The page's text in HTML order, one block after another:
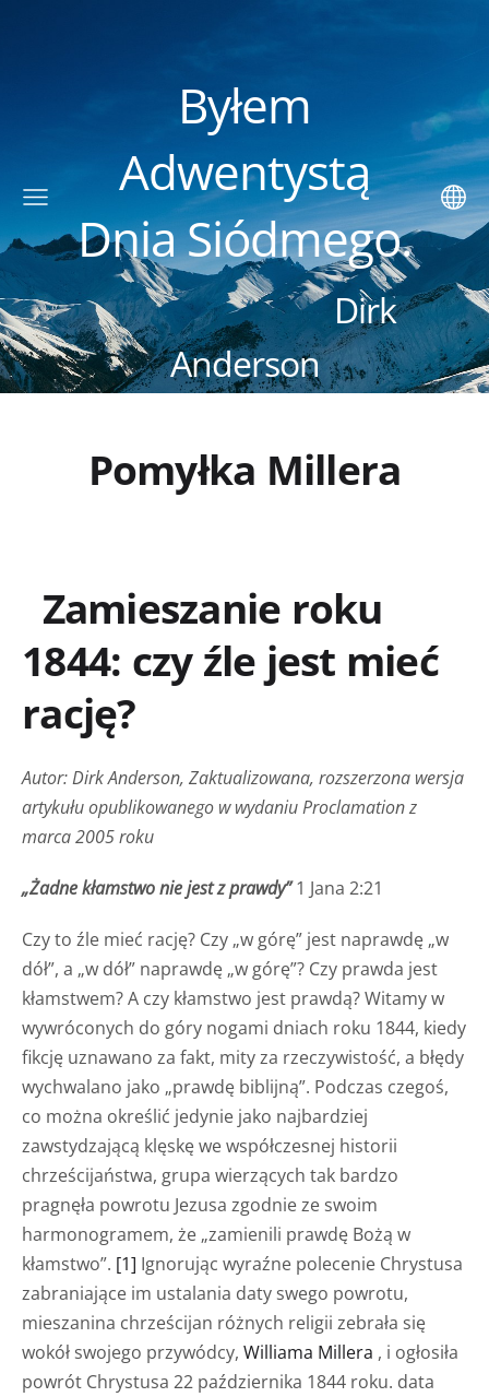
Byłem
Adwentystą
Dnia Siódmego.
Dirk
Anderson
Pomyłka Millera
Zamieszanie roku
1844: czy źle jest mieć
rację?
Autor: Dirk Anderson, Zaktualizowana, rozszerzona wersja
artykułu opublikowanego w wydaniu Proclamation z
marca 2005 roku
„Żadne kłamstwo nie jest z prawdy”1 Jana 2:21
Czy to źle mieć rację? Czy „w górę” jest naprawdę „w
dół”, a „w dół” naprawdę „w górę”? Czy prawda jest
kłamstwem? A czy kłamstwo jest prawdą? Witamy w
wywróconych do góry nogami dniach roku 1844, kiedy
fikcję uznawano za fakt, mity za rzeczywistość, a błędy
wychwalano jako „prawdę biblijną”. Podczas czegoś,
co można określić jedynie jako najbardziej
zawstydzającą klęskę we współczesnej historii
chrześcijaństwa, grupa wierzących tak bardzo
pragnęła powrotu Jezusa zgodnie ze swoim
harmonogramem, że „zamienili prawdę Bożą w
kłamstwo”. [1] Ignorując wyraźne polecenie Chrystusa
zabraniające im ustalania daty swego powrotu,
mieszanina chrześcijan różnych religii zebrała się
wokół swojego przywódcy, Williama Millera , i ogłosiła
powrót Chrystusa 22 października 1844 roku. data